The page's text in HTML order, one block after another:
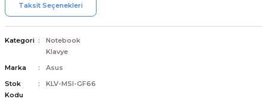
Taksit Seçenekleri
Kategori
Notebook
Klavye
Marka
Asus
Stok
Kodu
KLV-MSI-GF66